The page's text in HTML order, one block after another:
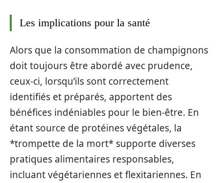
Les implications pour la santé
Alors que la consommation de champignons
doit toujours être abordé avec prudence,
ceux-ci, lorsqu’ils sont correctement
identifiés et préparés, apportent des
bénéfices indéniables pour le bien-être. En
étant source de protéines végétales, la
*trompette de la mort* supporte diverses
pratiques alimentaires responsables,
incluant végétariennes et flexitariennes. En